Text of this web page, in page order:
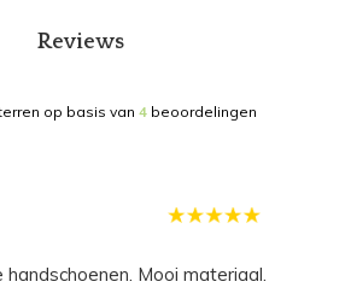
Reviews
op basis van 4 beoordelingen
handschoenen. Mooi materiaal.